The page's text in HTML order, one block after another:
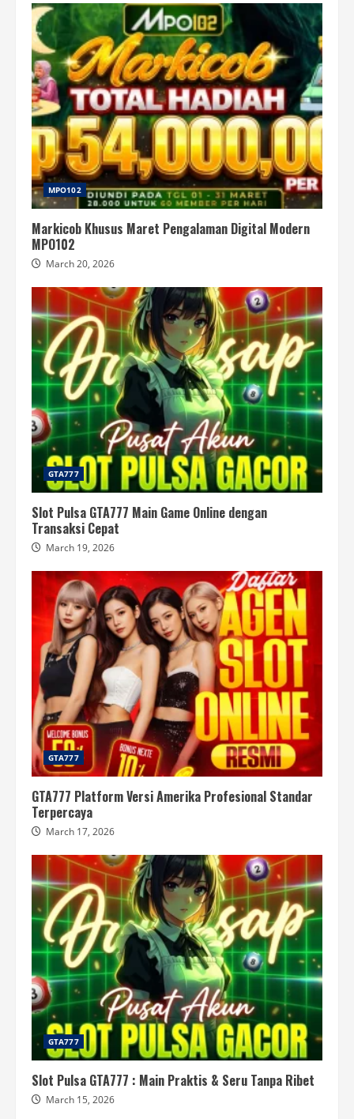
MPO102
Markicob Khusus Maret Pengalaman Digital Modern
MPO102
March 20, 2026
GTA777
Slot Pulsa GTA777 Main Game Online dengan
Transaksi Cepat
March 19, 2026
GTA777
GTA777 Platform Versi Amerika Profesional Standar
Terpercaya
March 17, 2026
GTA777
Slot Pulsa GTA777 : Main Praktis & Seru Tanpa Ribet
March 15, 2026